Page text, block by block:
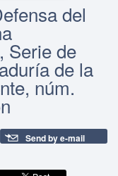
del
Serie de
de la
núm.
Send by e-mail